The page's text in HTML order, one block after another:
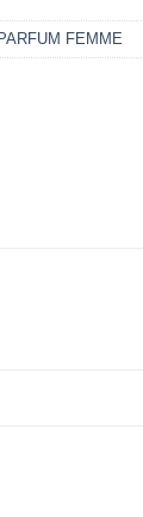
PARFUM FEMME